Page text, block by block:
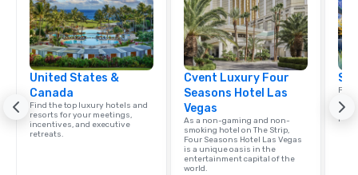
United States &
Canada
Find the top luxury hotels and
resorts for your meetings,
incentives, and executive
retreats.
Cvent Luxury Four
Seasons Hotel Las
Vegas
As a non-gaming and non-
smoking hotel on The Strip,
Four Seasons Hotel Las Vegas
is a unique oasis in the
entertainment capital of the
world.